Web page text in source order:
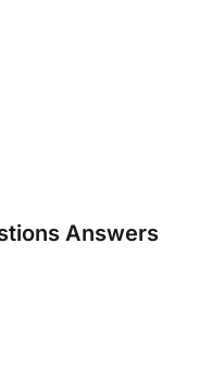
Answers